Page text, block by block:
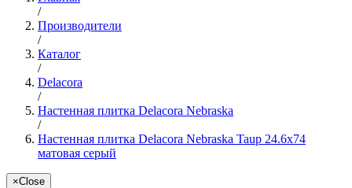
/
Производители
/
Каталог
/
Delacora
/
Настенная плитка Delacora Nebraska
/
Настенная плитка Delacora Nebraska Taup 24.6x74
матовая серый
×Close